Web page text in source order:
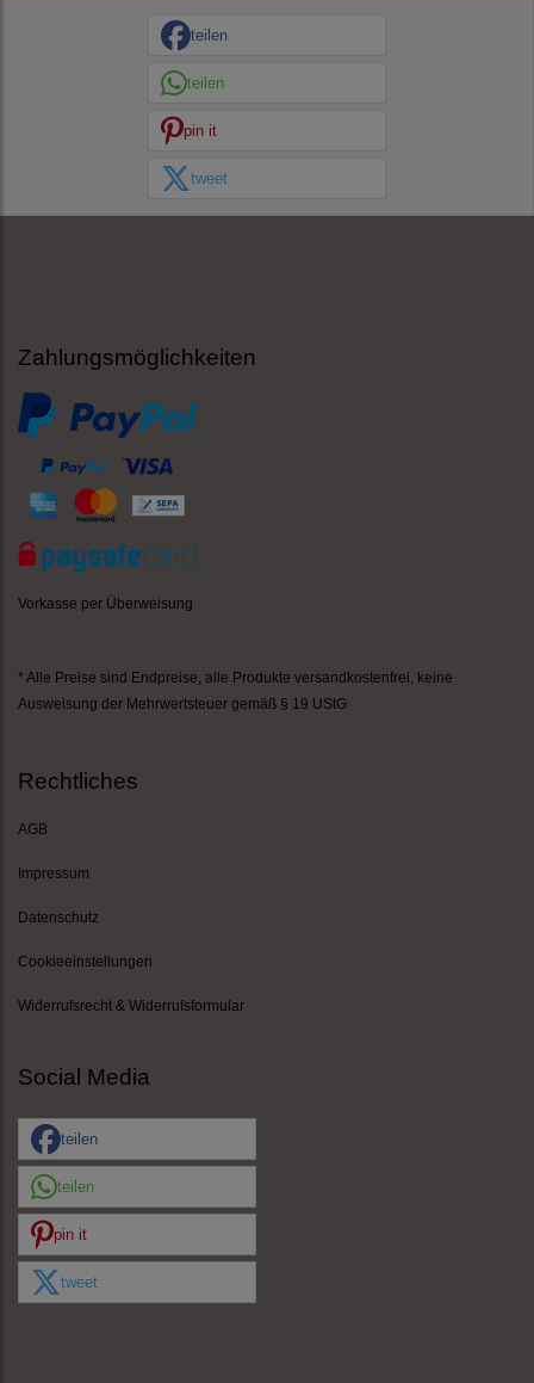
teilen
teilen
pin it
tweet
Zahlungsmöglichkeiten
Vorkasse per Überweisung
* Alle Preise sind Endpreise, alle Produkte versandkostenfrei , keine
Ausweisung der Mehrwertsteuer gemäß § 19 UStG
Rechtliches
AGB
Impressum
Datenschutz
Cookieeinstellungen
Widerrufsrecht & Widerrufsformular
Social Media
teilen
teilen
pin it
tweet